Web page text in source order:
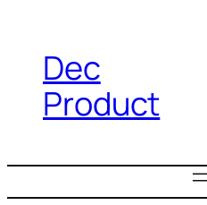
Dec
Product